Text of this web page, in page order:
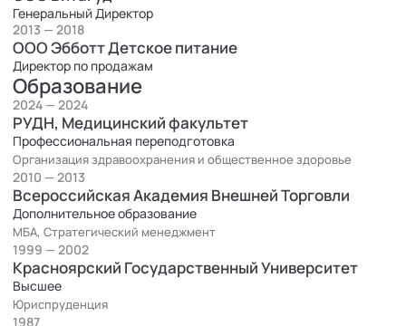
ООО Эбботт Детское питание
Директор по продажам
2013 — 2018
Генеральный Директор
Образование
1987
Красноярский Государственный Университет
Высшее
Юриспруденция
1999 — 2002
Всероссийская Академия Внешней Торговли
Дополнительное образование
МБА, Стратегический менеджмент
2010 — 2013
РУДН, Медицинский факультет
Профессиональная переподготовка
Организация здравоохранения и общественное здоровье
2024 — 2024